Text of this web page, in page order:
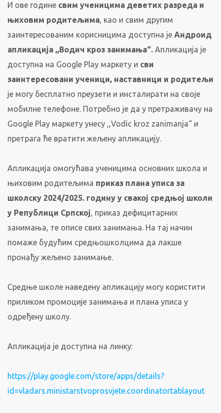
И ове године свим ученицима деветих разреда и
њиховим родитељима, као и свим другим
заинтересованим корисницима доступна је Андроид
апликација ,,Водич кроз занимања“. Апликација је
доступна на Google Play маркету и сви
заинтересовани ученици, наставници и родитељи
је могу бесплатно преузети и инсталирати на своје
мобилне телефоне. Потребно је да у претраживачу на
Google Play маркету унесу ,,Vodic kroz zanimanja“ и
претрага ће вратити жељену апликацију.
Апликација омогућава ученицима основних школа и
њиховим родитељима приказ плана уписа за
школску 2024/2025. годину у свакој средњој школи
у Републици Српској, приказ дефицитарних
занимања, те описе свих занимања. На тај начин
помаже будућим средњошколцима да лакше
пронађу жељено занимање.
Средње школе наведену апликацију могу користити
приликом промоције занимања и плана уписа у
одређену школу.
Апликација је доступна на линку:
https://play.google.com/store/apps/details?
id=vladars.ministarstvoprosvjete.coordinatortablayout